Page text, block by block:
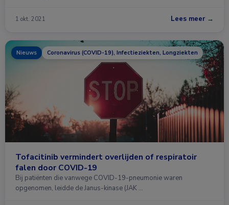
1 okt. 2021 Lees meer →
Nieuws Coronavirus (COVID-19), Infectieziekten, Longziekten
Tofacitinib vermindert overlijden of respiratoir
falen door COVID-19
Bij patiënten die vanwege COVID-19-pneumonie waren
opgenomen, leidde de Janus-kinase (JAK …